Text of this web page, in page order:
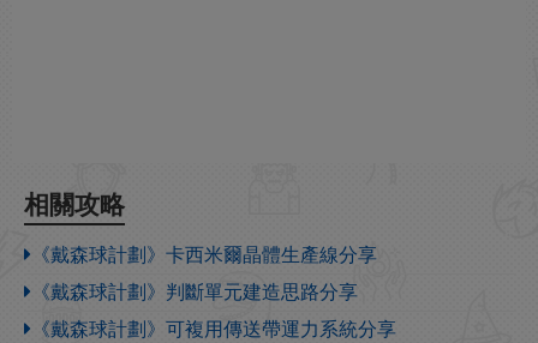
相關攻略
《戴森球計劃》卡西米爾晶體生產線分享
《戴森球計劃》判斷單元建造思路分享
《戴森球計劃》可複用傳送帶運力系統分享